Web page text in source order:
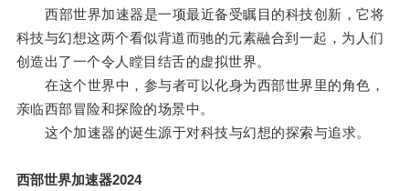
西部世界加速器是一项最近备受瞩目的科技创新，它将
科技与幻想这两个看似背道而驰的元素融合到一起，为人们
创造出了一个令人瞠目结舌的虚拟世界。
在这个世界中，参与者可以化身为西部世界里的角色，
亲临西部冒险和探险的场景中。
这个加速器的诞生源于对科技与幻想的探索与追求。
西部世界加速器2024